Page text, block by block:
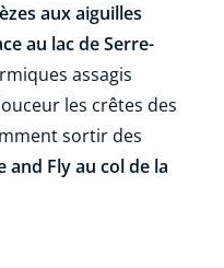
aux aiguilles
au lac de Serre-
assagis
les crêtes des
sortir des
and Fly au col de la